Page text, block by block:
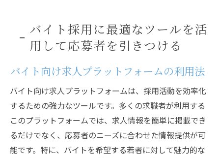
バイト採用に最適なツールを活
用して応募者を引きつける
バイト向け求人プラットフォームの利用法
バイト向け求人プラットフォームは、採用活動を効率化
するための強力なツールです。多くの求職者が利用する
このプラットフォームでは、求人情報を簡単に掲載でき
るだけでなく、応募者のニーズに合わせた情報提供が可
能です。特に、バイトを希望する若者に対して魅力的な